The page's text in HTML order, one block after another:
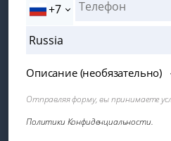
+7
Описание (необязательно)
Отправляя форму, вы принимаете
Политики Конфиденциальности.